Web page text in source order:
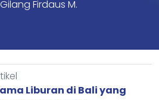
Firdaus M.
Liburan di Bali yang